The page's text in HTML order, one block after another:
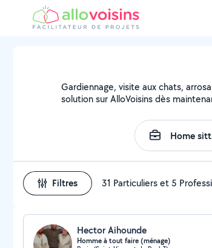
Gardiennage, visite aux chats,
solution sur AlloVoisins dès
Filtres 31 Particuliers et 5
Hector Aihounde
Homme à tout faire (ménage)